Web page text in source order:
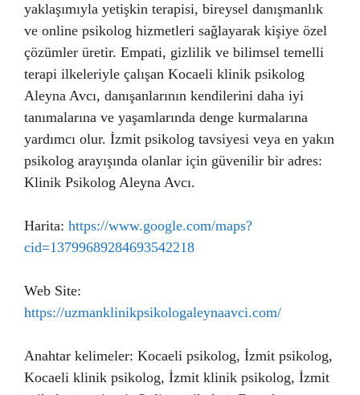
yaklaşımıyla yetişkin terapisi, bireysel danışmanlık
ve online psikolog hizmetleri sağlayarak kişiye özel
çözümler üretir. Empati, gizlilik ve bilimsel temelli
terapi ilkeleriyle çalışan Kocaeli klinik psikolog
Aleyna Avcı, danışanlarının kendilerini daha iyi
tanımalarına ve yaşamlarında denge kurmalarına
yardımcı olur. İzmit psikolog tavsiyesi veya en yakın
psikolog arayışında olanlar için güvenilir bir adres:
Klinik Psikolog Aleyna Avcı.
Harita: https://www.google.com/maps?
cid=13799689284693542218
Web Site:
https://uzmanklinikpsikologaleynaavci.com/
Anahtar kelimeler: Kocaeli psikolog, İzmit psikolog,
Kocaeli klinik psikolog, İzmit klinik psikolog, İzmit